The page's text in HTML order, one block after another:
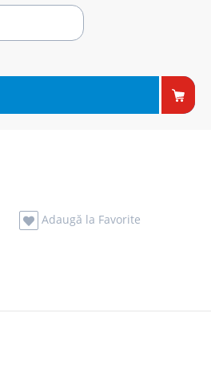
Adaugă la Favorite